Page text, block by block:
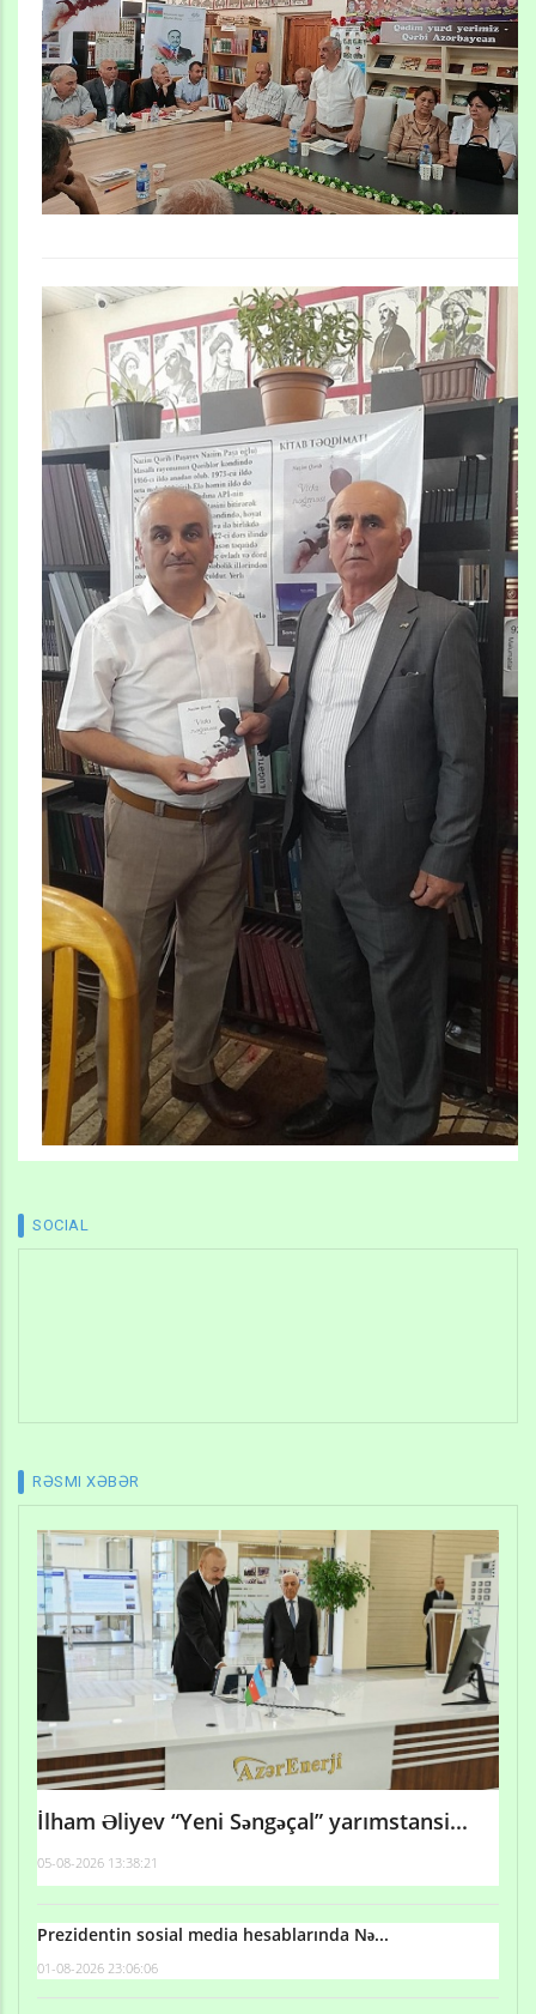
SOCIAL
RƏSMI XƏBƏR
İlham Əliyev “Yeni Səngəçal” yarımstansi...
05-08-2026 13:38:21
Prezidentin sosial media hesablarında Nə...
01-08-2026 23:06:06